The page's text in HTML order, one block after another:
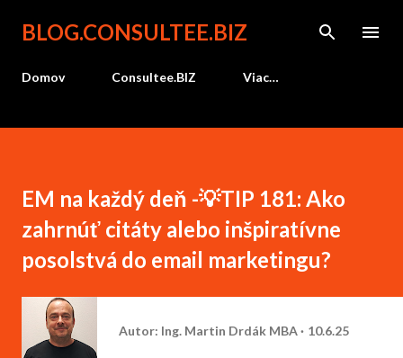
Preskočiť na hlavný obsah
BLOG.CONSULTEE.BIZ
Domov Consultee.BIZ Viac…
EM na každý deň -💡TIP 181: Ako
zahrnúť citáty alebo inšpiratívne
posolstvá do email marketingu?
Autor: Ing. Martin Drdák MBA 10.6.25